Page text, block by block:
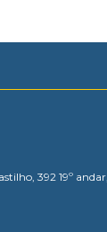
392 19º